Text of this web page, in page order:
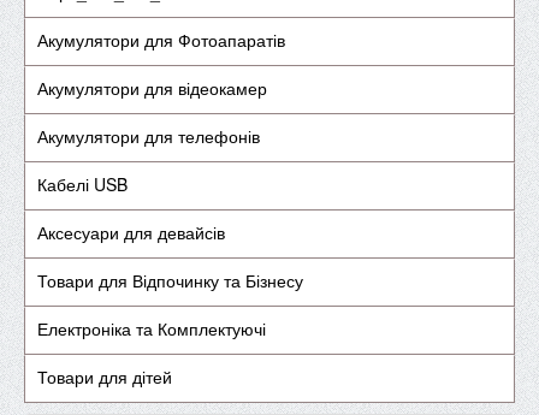
Акумулятори для Фотоапаратів
Акумулятори для відеокамер
Акумулятори для телефонів
Кабелі USB
Аксесуари для девайсів
Товари для Відпочинку та Бізнесу
Електроніка та Комплектуючі
Товари для дітей